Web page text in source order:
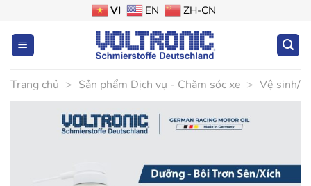
dung
VI EN ZH-CN
Trang chủ > Sản phẩm Dịch vụ - Chăm sóc xe > Vệ sinh/